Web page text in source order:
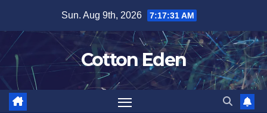
content
Sun. Aug 9th, 2026 7:17:32 AM
Cotton Eden